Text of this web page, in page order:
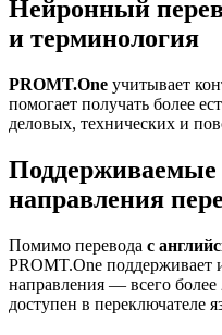
Нейронный
и терминология
PROMT.One учитывает
помогает получать более
деловых, технических и
направления
Помимо перевода с
PROMT.One поддерживает
направления — всего
доступен в переключателе